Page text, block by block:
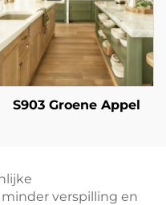
S903 Groene Appel
verspilling en